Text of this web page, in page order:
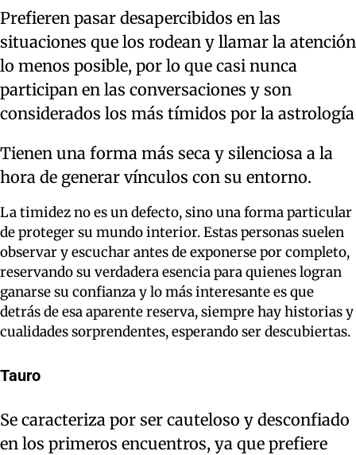
Prefieren pasar desapercibidos en las
situaciones que los rodean y llamar la atención
lo menos posible, por lo que casi nunca
participan en las conversaciones y son
considerados los más tímidos por la astrología
Tienen una forma más seca y silenciosa a la
hora de generar vínculos con su entorno.
La timidez no es un defecto, sino una forma particular
de proteger su mundo interior. Estas personas suelen
observar y escuchar antes de exponerse por completo,
reservando su verdadera esencia para quienes logran
ganarse su confianza y lo más interesante es que
detrás de esa aparente reserva, siempre hay historias y
cualidades sorprendentes, esperando ser descubiertas.
Tauro
Se caracteriza por ser cauteloso y desconfiado
en los primeros encuentros, ya que prefiere